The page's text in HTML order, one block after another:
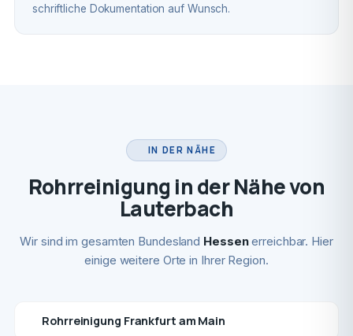
schriftliche Dokumentation auf Wunsch.
IN DER NÄHE
Rohrreinigung in der Nähe von
Lauterbach
Wir sind im gesamten Bundesland Hessenerreichbar. Hier
einige weitere Orte in Ihrer Region.
Rohrreinigung Frankfurt am Main